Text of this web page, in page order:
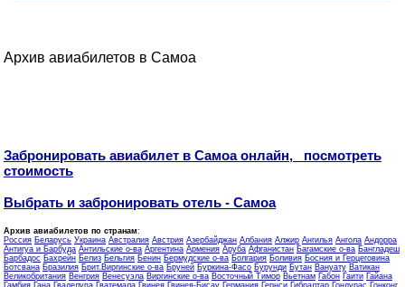
Архив авиабилетов в Самоа
Забронировать авиабилет в Самоа онлайн, посмотреть
стоимость
Выбрать и забронировать отель - Самоа
Архив авиабилетов по странам:
Россия Беларусь Украина Австралия Австрия Азербайджан Албания Алжир Ангилья Ангола Андорра
Антигуа и Барбуда Антильские о-ва Аргентина Армения Аруба Афганистан Багамские о-ва Бангладеш
Барбадос Бахрейн Белиз Бельгия Бенин Бермудские о-ва Болгария Боливия Босния и Герцеговина
Ботсвана Бразилия Брит.Виргинские о-ва Бруней Буркина-Фасо Бурунди Бутан Вануату Ватикан
Великобритания Венгрия Венесуэла Виргинские о-ва Восточный Тимор Вьетнам Габон Гаити Гайана
Гамбия Гана Гваделупа Гватемала Гвинея Гвинея-Бисау Германия Гернси Гибралтар Гондурас Гонконг